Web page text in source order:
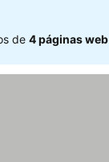
de 4 páginas web